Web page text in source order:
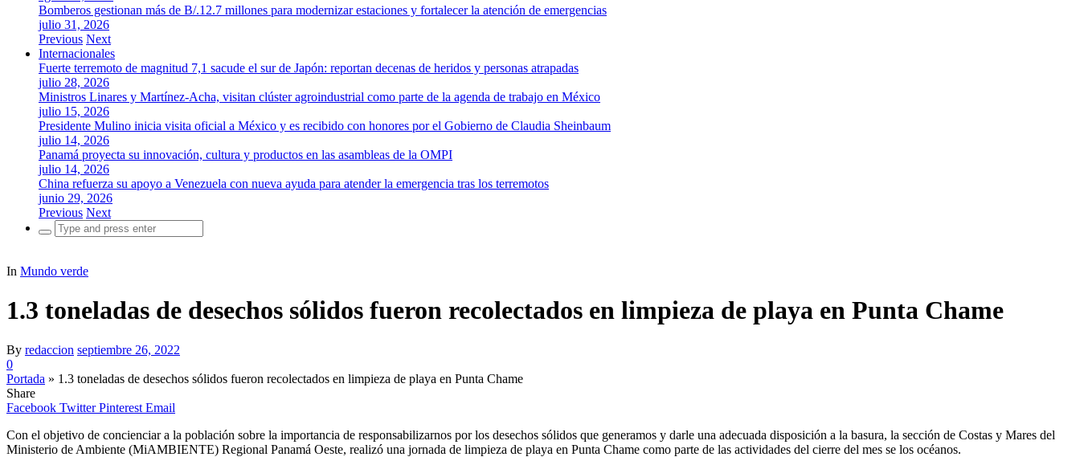
Bomberos gestionan más de B/.12.7 millones para modernizar estaciones y fortalecer la atención de emergencias
julio 31, 2026
Previous Next
Internacionales
Fuerte terremoto de magnitud 7,1 sacude el sur de Japón: reportan decenas de heridos y personas atrapadas
julio 28, 2026
Ministros Linares y Martínez-Acha, visitan clúster agroindustrial como parte de la agenda de trabajo en México
julio 15, 2026
Presidente Mulino inicia visita oficial a México y es recibido con honores por el Gobierno de Claudia Sheinbaum
julio 14, 2026
Panamá proyecta su innovación, cultura y productos en las asambleas de la OMPI
julio 14, 2026
China refuerza su apoyo a Venezuela con nueva ayuda para atender la emergencia tras los terremotos
junio 29, 2026
Previous Next
Search
for:
In Mundo verde
1.3 toneladas de desechos sólidos fueron recolectados en limpieza de playa en Punta Chame
By redaccion septiembre 26, 2022
0
Portada » 1.3 toneladas de desechos sólidos fueron recolectados en limpieza de playa en Punta Chame
Share
Facebook Twitter Pinterest Email
Con el objetivo de concienciar a la población sobre la importancia de responsabilizarnos por los desechos sólidos que generamos y darle una adecuada disposición a la basura, la sección de Costas y Mares del
Ministerio de Ambiente (MiAMBIENTE) Regional Panamá Oeste, realizó una jornada de limpieza de playa en Punta Chame como parte de las actividades del cierre del mes se los océanos.